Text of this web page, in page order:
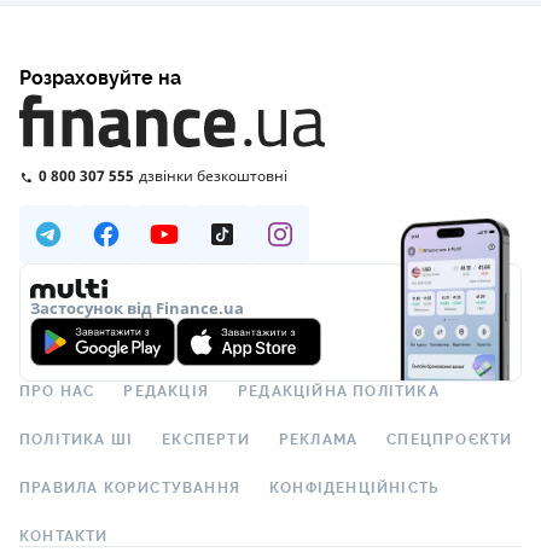
Розраховуйте на
0 800 307 555 дзвінки безкоштовні
Застосунок від Finance.ua
ПРО НАС РЕДАКЦІЯ РЕДАКЦІЙНА ПОЛІТИКА
ПОЛІТИКА ШІ ЕКСПЕРТИ РЕКЛАМА СПЕЦПРОЄКТИ
ПРАВИЛА КОРИСТУВАННЯ КОНФІДЕНЦІЙНІСТЬ
КОНТАКТИ